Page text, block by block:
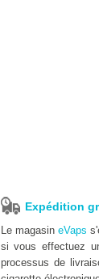
Expédition
Le magasin eVaps
si vous effectuez
processus de